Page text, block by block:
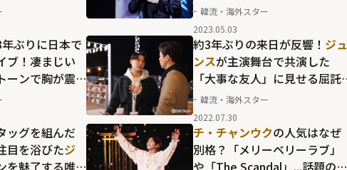
ベート」の名曲の貴重な日本
語歌唱に圧倒
韓流・海外スター
2023.05.03
ぶりに日本で
ブ！凄まじい
ーンで胸が震
ドも
約3年ぶりの来日が反響！ ジュ
ンスが主演舞台で共演した
「大事な友人」に見せる屈託
のない笑顔
韓流・海外スター
2022.07.30
ッグを組んだ
目を浴びたジ
を魅了する唯
チ・チャンウクの人気はなぜ
別格？「メリーベリーラブ」
や「The Scandal」...話題の新